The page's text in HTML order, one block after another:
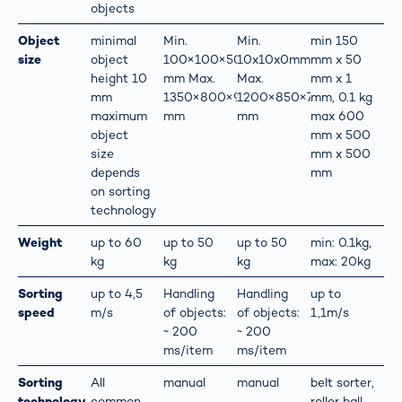
objects
Object
size
minimal
object
height 10
mm
maximum
object
size
depends
on sorting
technology
Min.
100×100×50
mm Max.
1350×800×900
mm
Min.
10x10x0mm
Max.
1200×850×700
mm
min 150
mm x 50
mm x 1
mm, 0.1 kg
max 600
mm x 500
mm x 500
mm
Weight
up to 60
kg
up to 50
kg
up to 50
kg
min: 0.1kg,
max: 20kg
Sorting
speed
up to 4,5
m/s
Handling
of objects:
~ 200
ms/item
Handling
of objects:
~ 200
ms/item
up to
1,1m/s
Sorting
All
manual manual
belt sorter,